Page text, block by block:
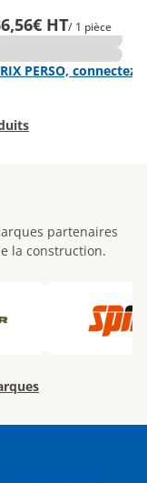
HT/ 1 pièce
PERSO, connectez-
partenaires
la construction.